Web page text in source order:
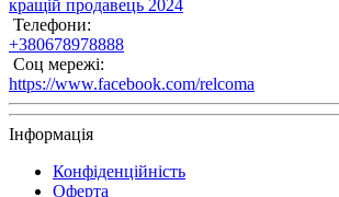
кращій продавець 2024
Телефони:
+380678978888
Соц мережі:
https://www.facebook.com/relcoma
Інформація
Конфіденційність
Оферта